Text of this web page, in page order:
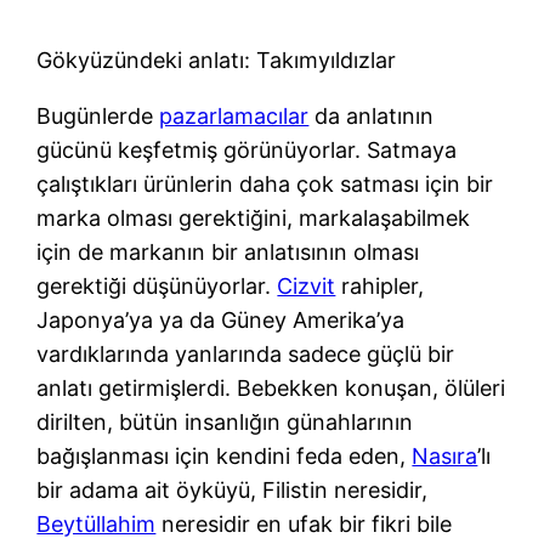
Gökyüzündeki anlatı: Takımyıldızlar
Bugünlerde pazarlamacılar da anlatının
gücünü keşfetmiş görünüyorlar. Satmaya
çalıştıkları ürünlerin daha çok satması için bir
marka olması gerektiğini, markalaşabilmek
için de markanın bir anlatısının olması
gerektiği düşünüyorlar. Cizvit rahipler,
Japonya’ya ya da Güney Amerika’ya
vardıklarında yanlarında sadece güçlü bir
anlatı getirmişlerdi. Bebekken konuşan, ölüleri
dirilten, bütün insanlığın günahlarının
bağışlanması için kendini feda eden, Nasıra’lı
bir adama ait öyküyü, Filistin neresidir,
Beytüllahim neresidir en ufak bir fikri bile